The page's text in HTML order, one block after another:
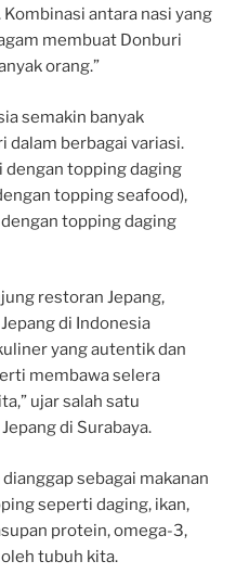
antara nasi yang
membuat Donburi
orang.”
semakin banyak
dalam berbagai variasi.
dengan topping daging
topping seafood),
topping daging
restoran Jepang,
di Indonesia
yang autentik dan
membawa selera
ujar salah satu
di Surabaya.
sebagai makanan
seperti daging, ikan,
protein, omega-3,
tubuh kita.